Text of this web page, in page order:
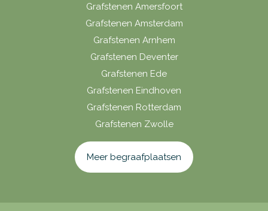
Grafstenen Amersfoort
Grafstenen Amsterdam
Grafstenen Arnhem
Grafstenen Deventer
Grafstenen Ede
Grafstenen Eindhoven
Grafstenen Rotterdam
Grafstenen Zwolle
Meer begraafplaatsen